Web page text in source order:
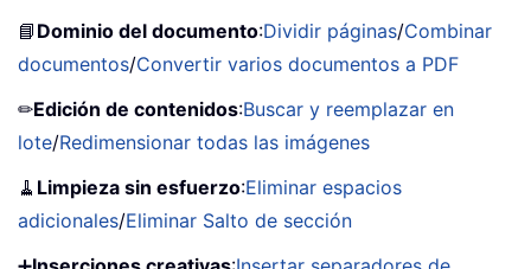
📘 Dominio del documento:Dividir páginas/Combinar
documentos/Convertir varios documentos a PDF
✏Edición de contenidos:Buscar y reemplazar en
lote/Redimensionar todas las imágenes
🧹 Limpieza sin esfuerzo:Eliminar espacios
adicionales/Eliminar Salto de sección